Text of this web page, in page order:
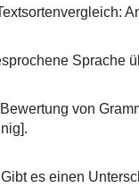
Sprache
von
es einen